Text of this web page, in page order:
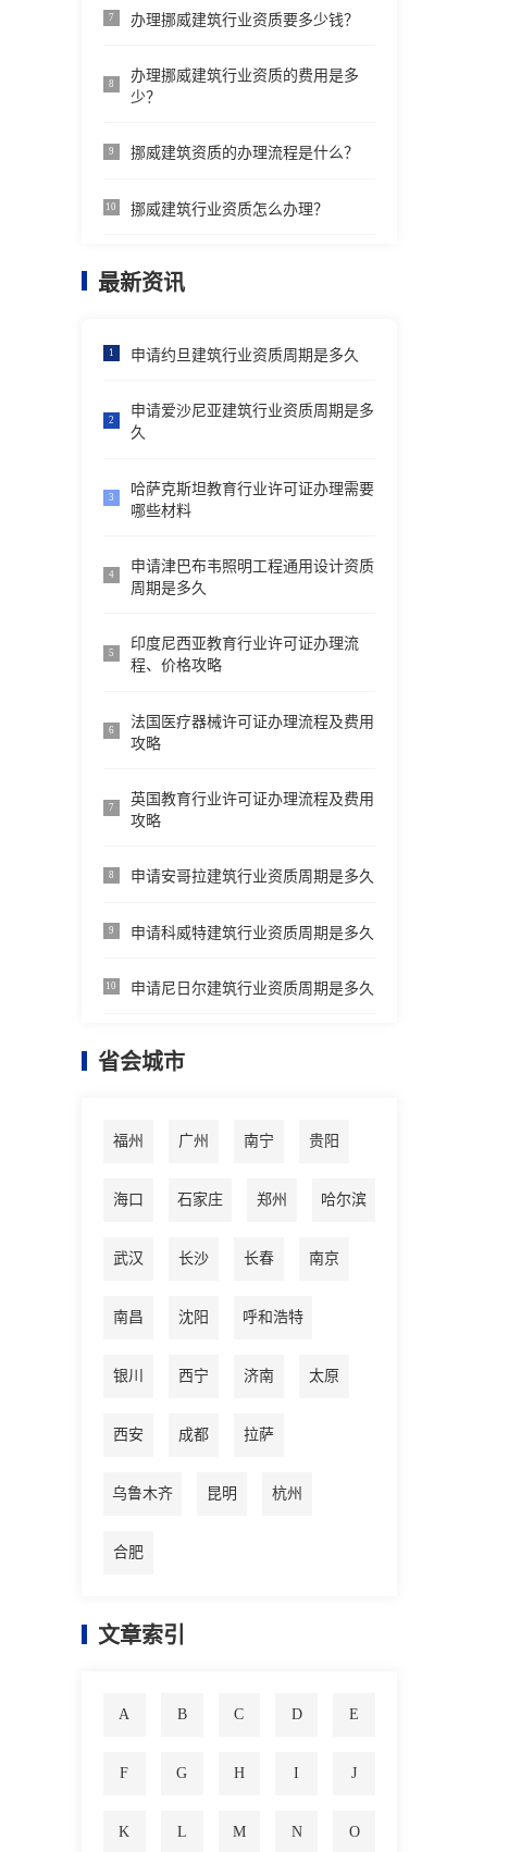
7 办理挪威建筑行业资质要多少钱？
8
办理挪威建筑行业资质的费用是多
少？
9 挪威建筑资质的办理流程是什么？
10 挪威建筑行业资质怎么办理？
最新资讯
1 申请约旦建筑行业资质周期是多久
2
申请爱沙尼亚建筑行业资质周期是多
久
3
哈萨克斯坦教育行业许可证办理需要
哪些材料
4
申请津巴布韦照明工程通用设计资质
周期是多久
5
印度尼西亚教育行业许可证办理流
程、价格攻略
6
法国医疗器械许可证办理流程及费用
攻略
7
英国教育行业许可证办理流程及费用
攻略
8 申请安哥拉建筑行业资质周期是多久
9 申请科威特建筑行业资质周期是多久
10 申请尼日尔建筑行业资质周期是多久
省会城市
福州 广州 南宁 贵阳
海口 石家庄 郑州 哈尔滨
武汉 长沙 长春 南京
南昌 沈阳 呼和浩特
银川 西宁 济南 太原
西安 成都 拉萨
乌鲁木齐 昆明 杭州
合肥
文章索引
A B C D E
F G H I J
K L M N O